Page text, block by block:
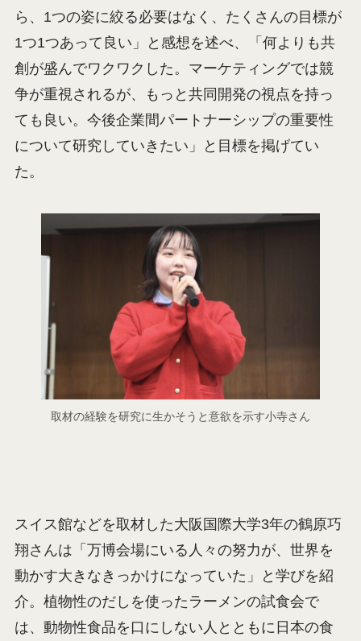
ら、1つの姿に絞る必要はなく、たくさんの目標が
1つ1つあって良い」と感想を述べ、「何よりも共
創が盛んでワクワクした。マーケティングでは競
争が重視されるが、もっと共同開発の視点を持っ
ても良い。今後企業間パートナーシップの重要性
について研究していきたい」と目標を掲げてい
た。
取材の経験を研究に生かそうと意欲を示す小寺さん
スイス館などを取材した大阪国際大学3年の鶴原巧
翔さんは「万博会場にいる人々の努力が、世界を
動かす大きなきっかけになっていた」と学びを紹
介。植物性のだしを使ったラーメンの試食会で
は、動物性食品を口にしない人とともに日本の食